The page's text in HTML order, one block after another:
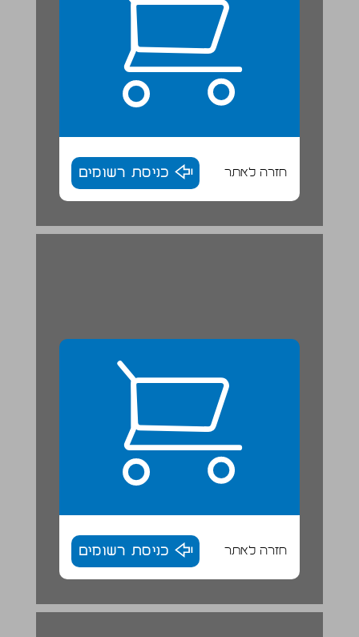
חזרה לאתר כניסת רשומים
חזרה לאתר כניסת רשומים
פרק ב ... 28